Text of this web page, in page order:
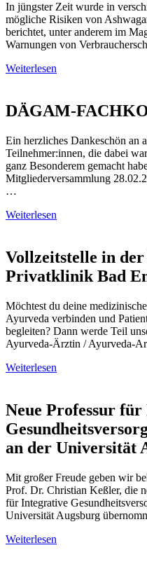
In jüngster Zeit wurde in
mögliche Risiken von
berichtet, unter anderem im
Warnungen von
Weiterlesen
DÄGAM-
Ein herzliches Dankeschön an
Teilnehmer:innen, die dabei
ganz Besonderem gemacht
Mitgliederversammlung
…
Weiterlesen
Vollzeitstelle in
Privatklinik Bad
Möchtest du deine
Ayurveda verbinden und
begleiten? Dann werde Teil
Ayurveda-Ärztin / Ayurveda-
Weiterlesen
Neue Professur
an der Universität
Mit großer Freude geben wir
Prof. Dr. Christian Keßler, die
für Integrative
Universität Augsburg
Weiterlesen